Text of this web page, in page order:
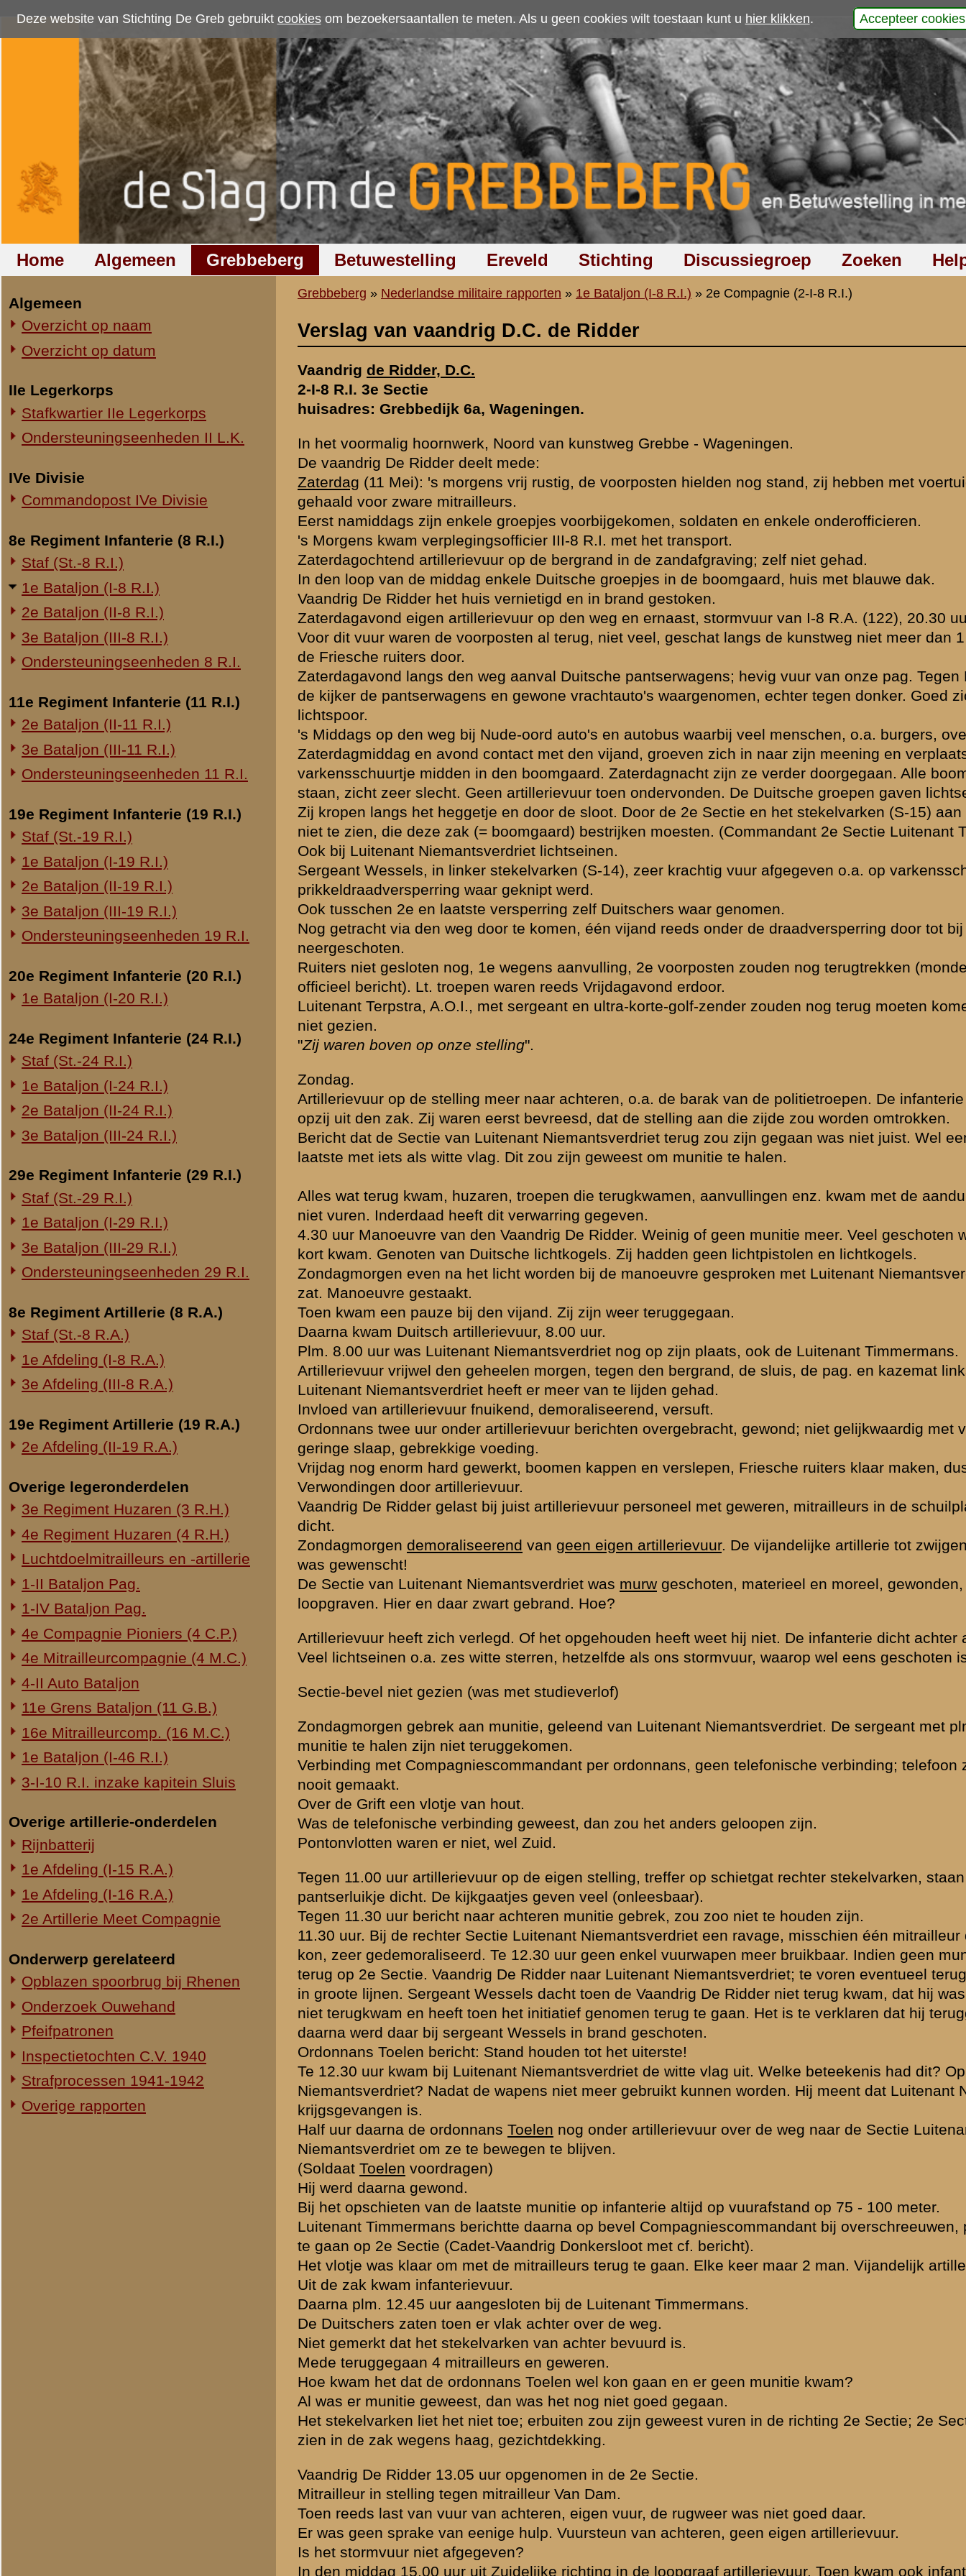
Deze website van Stichting De Greb gebruikt cookies om bezoekersaantallen te meten. Als u geen cookies wilt toestaan kunt u hier klikken Accepteer cookies
Home Algemeen Grebbeberg Betuwestelling Ereveld Stichting Discussiegroep Zoeken Help
Algemeen
Overzicht op naam
IIe Legerkorps
Stafkwartier IIe Legerkorps
IVe Divisie
Commandopost IVe Divisie
8e Regiment Infanterie (8 R.I.)
1e Bataljon (I-8 R.I.)
2e Bataljon (II-8 R.I.)
3e Bataljon (III-8 R.I.)
Ondersteuningseenheden 8 R.I.
2e Bataljon (II-11 R.I.)
3e Bataljon (III-11 R.I.)
19e Regiment Infanterie (19 R.I.)
Staf (St.-19 R.I.)
1e Bataljon (I-19 R.I.)
2e Bataljon (II-19 R.I.)
3e Bataljon (III-19 R.I.)
Ondersteuningseenheden 19 R.I.
1e Bataljon (I-20 R.I.)
Staf (St.-24 R.I.)
1e Bataljon (I-24 R.I.)
3e Bataljon (III-24 R.I.)
29e Regiment Infanterie (29 R.I.)
1e Bataljon (I-29 R.I.)
3e Bataljon (III-29 R.I.)
Ondersteuningseenheden 29 R.I.
Staf (St.-8 R.A.)
1e Afdeling (I-8 R.A.)
3e Afdeling (III-8 R.A.)
Overige legeronderdelen
3e Regiment Huzaren (3 R.H.)
Luchtdoelmitrailleurs en -artillerie
1-II Bataljon Pag.
1-IV Bataljon Pag.
4e Compagnie Pioniers (4 C.P.)
4e Mitrailleurcompagnie (4 M.C.)
4-II Auto Bataljon
11e Grens Bataljon (11 G.B.)
1e Bataljon (I-46 R.I.)
Overige artillerie-onderdelen
Rijnbatterij
1e Afdeling (I-15 R.A.)
2e Artillerie Meet Compagnie
Onderwerp gerelateerd
Opblazen spoorbrug bij Rhenen
Onderzoek Ouwehand
Pfeifpatronen
Inspectietochten C.V. 1940
Strafprocessen 1941-1942
Grebbeberg Nederlandse militaire rapporten »1e Bataljon (I-8 R.I.)»2e Compagnie (2-I-8 R.I.)
Verslag van vaandrig D.C. de Ridder
Vaandrigde Ridder, D.C.
2-I-8 R.I. 3e Sectie
huisadres: Grebbedijk 6a, Wageningen.
In het voormalig hoornwerk, Noord van kunstweg Grebbe - Wageningen.
(11 Mei): 's morgens vrij rustig, de voorposten hielden nog stand, zij hebben met voertuigen munitie
gehaald voor zware mitrailleurs.
Eerst namiddags zijn enkele groepjes voorbijgekomen, soldaten en enkele onderofficieren.
Zaterdagochtend artillerievuur op de bergrand in de zandafgraving; zelf niet gehad.
In den loop van de middag enkele Duitsche groepjes in de boomgaard, huis met blauwe dak.
Zaterdagavond eigen artillerievuur op den weg en ernaast, stormvuur van I-8 R.A. (122), 20.30 uur.
Voor dit vuur waren de voorposten al terug, niet veel, geschat langs de kunstweg niet meer dan 1 sectie, tusschen
de Friesche ruiters door.
Zaterdagavond langs den weg aanval Duitsche pantserwagens; hevig vuur van onze pag. Tegen Duitschers. Met
de kijker de pantserwagens en gewone vrachtauto's waargenomen, echter tegen donker. Goed zichtbaar
's Middags op den weg bij Nude-oord auto's en autobus waarbij veel menschen, o.a. burgers, overalls.
Zaterdagmiddag en avond contact met den vijand, groeven zich in naar zijn meening en verplaatsten zich naar het
varkensschuurtje midden in den boomgaard. Zaterdagnacht zijn ze verder doorgegaan. Alle boomen waren blijven
staan, zicht zeer slecht. Geen artillerievuur toen ondervonden. De Duitsche groepen gaven lichtseinen aan elkaar.
Zij kropen langs het heggetje en door de sloot. Door de 2e Sectie en het stekelvarken (S-15) aan de Cuneraweg
niet te zien, die deze zak (= boomgaard) bestrijken moesten. (Commandant 2e Sectie Luitenant Timmermans).
Ook bij Luitenant Niemantsverdriet lichtseinen.
Sergeant Wessels, in linker stekelvarken (S-14), zeer krachtig vuur afgegeven o.a. op varkensschuurtje en
prikkeldraadversperring waar geknipt werd.
Ook tusschen 2e en laatste versperring zelf Duitschers waar genomen.
Nog getracht via den weg door te komen, één vijand reeds onder de draadversperring door tot bij de kabels,
Ruiters niet gesloten nog, 1e wegens aanvulling, 2e voorposten zouden nog terugtrekken (mondeling, wellicht niet
officieel bericht). Lt. troepen waren reeds Vrijdagavond erdoor.
Luitenant Terpstra, A.O.I., met sergeant en ultra-korte-golf-zender zouden nog terug moeten komen; echter hem
"Zij waren boven op onze stelling".
Artillerievuur op de stelling meer naar achteren, o.a. de barak van de politietroepen. De infanterie vuurde ook van
opzij uit den zak. Zij waren eerst bevreesd, dat de stelling aan die zijde zou worden omtrokken.
Bericht dat de Sectie van Luitenant Niemantsverdriet terug zou zijn gegaan was niet juist. Wel eenige menschen,
laatste met iets als witte vlag. Dit zou zijn geweest om munitie te halen.
Alles wat terug kwam, huzaren, troepen die terugkwamen, aanvullingen enz. kwam met de aanduiding witte vlag =
niet vuren. Inderdaad heeft dit verwarring gegeven.
4.30 uur Manoeuvre van den Vaandrig De Ridder. Weinig of geen munitie meer. Veel geschoten wat aan zicht te
kort kwam. Genoten van Duitsche lichtkogels. Zij hadden geen lichtpistolen en lichtkogels.
Zondagmorgen even na het licht worden bij de manoeuvre gesproken met Luitenant Niemantsverdriet die er nog
Toen kwam een pauze bij den vijand. Zij zijn weer teruggegaan.
Daarna kwam Duitsch artillerievuur, 8.00 uur.
Plm. 8.00 uur was Luitenant Niemantsverdriet nog op zijn plaats, ook de Luitenant Timmermans.
Artillerievuur vrijwel den geheelen morgen, tegen den bergrand, de sluis, de pag. en kazemat links van den weg.
Luitenant Niemantsverdriet heeft er meer van te lijden gehad.
Invloed van artillerievuur fnuikend, demoraliseerend, versuft.
Ordonnans twee uur onder artillerievuur berichten overgebracht, gewond; niet gelijkwaardig met versche troepen;
geringe slaap, gebrekkige voeding.
Vrijdag nog enorm hard gewerkt, boomen kappen en verslepen, Friesche ruiters klaar maken, dus zeer vermoeid.
Verwondingen door artillerievuur.
Vaandrig De Ridder gelast bij juist artillerievuur personeel met geweren, mitrailleurs in de schuilplaats; luikjes
demoraliseerendvangeen eigen artillerievuur
was gewenscht!
De Sectie van Luitenant Niemantsverdriet was
murw
geschoten, materieel en moreel, gewonden, ingestorte
Artillerievuur heeft zich verlegd. Of het opgehouden heeft weet hij niet. De infanterie dicht achter artillerievuur.
Veel lichtseinen o.a. zes witte sterren, hetzelfde als ons stormvuur, waarop wel eens geschoten is met geweren.
Sectie-bevel niet gezien (was met studieverlof)
Zondagmorgen gebrek aan munitie, geleend van Luitenant Niemantsverdriet. De sergeant met plm. 5 man om
munitie te halen zijn niet teruggekomen.
Verbinding met Compagniescommandant per ordonnans, geen telefonische verbinding; telefoon zou komen maar
Over de Grift een vlotje van hout.
Was de telefonische verbinding geweest, dan zou het anders geloopen zijn.
Pontonvlotten waren er niet, wel Zuid.
Tegen 11.00 uur artillerievuur op de eigen stelling, treffer op schietgat rechter stekelvarken, staan wankelen,
Tegen 11.30 uur bericht naar achteren munitie gebrek, zou zoo niet te houden zijn.
11.30 uur. Bij de rechter Sectie Luitenant Niemantsverdriet een ravage, misschien één mitrailleur die nog vuren
kon, zeer gedemoraliseerd. Te 12.30 uur geen enkel vuurwapen meer bruikbaar. Indien geen munitie meer dan
terug op 2e Sectie. Vaandrig De Ridder naar Luitenant Niemantsverdriet; te voren eventueel teruggaan besproken
in groote lijnen. Sergeant Wessels dacht toen de Vaandrig De Ridder niet terug kwam, dat hij was gesneuveld of
niet terugkwam en heeft toen het initiatief genomen terug te gaan. Het is te verklaren dat hij terugging. Vlak
daarna werd daar bij sergeant Wessels in brand geschoten.
Ordonnans Toelen bericht: Stand houden tot het uiterste!
Te 12.30 uur kwam bij Luitenant Niemantsverdriet de witte vlag uit. Welke beteekenis had dit? Op. Co. Luitenant
Niemantsverdriet? Nadat de wapens niet meer gebruikt kunnen worden. Hij meent dat Luitenant Niemantsverdriet
Half uur daarna de ordonnans
nog onder artillerievuur over de weg naar de Sectie Luitenant
Niemantsverdriet om ze te bewegen te blijven.
voordragen)
Hij werd daarna gewond.
Bij het opschieten van de laatste munitie op infanterie altijd op vuurafstand op 75 - 100 meter.
Luitenant Timmermans berichtte daarna op bevel Compagniescommandant bij overschreeuwen, persoonlijk, terug
te gaan op 2e Sectie (Cadet-Vaandrig Donkersloot met cf. bericht).
Het vlotje was klaar om met de mitrailleurs terug te gaan. Elke keer maar 2 man. Vijandelijk artillerievuur.
Uit de zak kwam infanterievuur.
Daarna plm. 12.45 uur aangesloten bij de Luitenant Timmermans.
De Duitschers zaten toen er vlak achter over de weg.
Niet gemerkt dat het stekelvarken van achter bevuurd is.
Mede teruggegaan 4 mitrailleurs en geweren.
Hoe kwam het dat de ordonnans Toelen wel kon gaan en er geen munitie kwam?
Al was er munitie geweest, dan was het nog niet goed gegaan.
Het stekelvarken liet het niet toe; erbuiten zou zijn geweest vuren in de richting 2e Sectie; 2e Sectie kon het niet
zien in de zak wegens haag, gezichtdekking.
Vaandrig De Ridder 13.05 uur opgenomen in de 2e Sectie.
Mitrailleur in stelling tegen mitrailleur Van Dam.
Er was geen sprake van eenige hulp. Vuursteun van achteren, geen eigen artillerievuur.
Is het stormvuur niet afgegeven?
In den middag 15.00 uur uit Zuidelijke richting in de loopgraaf artillerievuur. Toen kwam ook infanterie over de sluis
heen, getracht daar op te vuren, hetgeen maar beperkt kon. Volgens herinnering toen geen artillerievuur (eigen
artillerievuur).
Eerst later kwam eigen artillerievuur.
Den geheelen middag ook vijandelijke artillerieverkenner (vliegtuig).
Cirkelde hierboven ongestoord.
Ook drie (Fokker) G.1's, gaf wel moreelen steun.
Daarna besloten hetzij door Luitenant Timmermans of door Luitenant Slager een flankstelling in te nemen over
Heimerstein heen, koepel met mitrailleur onbruikbaar. Resultaat niet bekend.
Vervolgens een kleine verschuiving naar II-8 R.I. door artillerievuur.
Tegen 17.00 uur vuur van achter, eigen of vijandelijk?
Artillerievuur hield daar op en verplaatste zich.
Luitenant Slager besluit terug te gaan; de Duitschers waren voor den avond al reeds van achteren bij Heimerstein.
Luitenant Slager voelde zich toen afgesneden. Opdracht terug op commandopost 8 R.I.
Onderweg opgehouden in een stelling door Kapitein Van den Berg. Moreel zeer gezakt (1 mitrailleur met 1
trommel, na 19.00 uur schemering).
Indruk: tegenover zich "
", bleek later " ", want er kwam veel "
" te voorschijn, ze vuurden toch
Toen zaten zij midden in de Duitschers. Getracht Kapitein Van den Berg te bereiken, niet bereikt. Op eigen gezag
teruggegaan zonder bericht.
Terug op commandopost 8 R.I. over Cuneraweg en Levendaalsche weg.
Ontmoeting Luitenant Slager in de stoplijn, waar Jagers werden ingezet ter versterking; ook terugkomende Sectiën
mede de stoplijn versterken Noord van de Levendaalscheweg.
In de stoplijn den nacht doorgebracht. Maandagmorgen eenige aanvallen. In den namiddag artillerievuur in de
stelling (stoplijn) - onvoldoende of geen schuilnissen - leeg geschoten.
Niets bemerkt steun van eigen artillerievuur.
Op commando vaandrig van de Jagers terug op de boschrand. Veel menschen in de loopgraaf waarin de treffers
vielen. Duitschers volgden snel.
Mitrailleurvuur bij het verlaten van de loopgraaf en daarna artillerievuur op het bosch.
Daarna naar commandopost 8 R.I.
Artillerievuur op de commandopost ook 2 bommen geweest.
Maandagavond commandopost in staat van verdediging gebracht rondom, waardoor 2 mislukte aanvallen.
Dinsdagavond naar de Steenfabriek dwars door de Duitschers heen.
Sterkte plm. 100 man met 1 mitrailleur en geweren enz.
Gedekt tegen de Zuidelijke helling (van de Grebbeberg).
Regimentspatrouille overgezwommen om booten. Niet terug gekomen.
Op de steenfabriek in de zandafgraving. Posten uitgezet.
Poging van Luitenant-Kolonel Hennink om met deuren vlotten te maken.
Woensdagmorgen bericht van de Duitschers over het neerleggen van de wapens.
Later personeel van de tram onder eede verklaart. Daarna naar Rhenen.
Luitenant-Kolonel Hennink naar Wageningen, zonder succes.
Luitenant-Kolonel Hennink: wie naar huis kan komen, kan gaan en meldt zich bij den burgemeester t.z.t.
Beschouw het maar als 4 dagen verlof; dat neem ik op mijn verantwoording
Luitenant-Kolonel Hennink is daar gebleven, Luitenant Wolters, Luitenant Broen en Vaandrig Donkersloot; daar
zijn zij Donderdagmorgen aldaar opgepakt.
Vaandrig De Ridder verkleed in burger in zijn kwartier in Rhenen en gegaan naar zijn kamer in Wageningen.
Vrijdag via Utrecht naar Den Haag (ouders), daarna gemeld en bij het depot.
Brondocument 2
(PDF, 2.43 MB)
Brondocument 3
(PDF, 2.59 MB)
Verhoor van dienstplichtig sergeant N. Hendr...
Verklaring van dienstplichtig soldaat J.B.J....